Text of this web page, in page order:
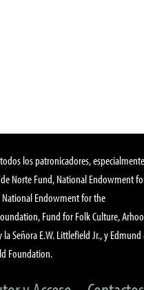
los patronicadores,
de Norte Fund, National Endowment
Endowment for the
Fund for Folk Culture,
la Señora E.W. Littlefield Jr., y Edmund
Foundation.